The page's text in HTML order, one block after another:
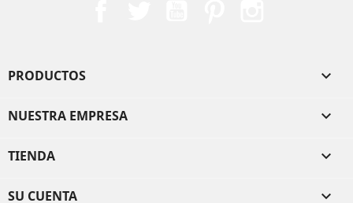
PRODUCTOS 
NUESTRA EMPRESA 
TIENDA 
SU CUENTA 